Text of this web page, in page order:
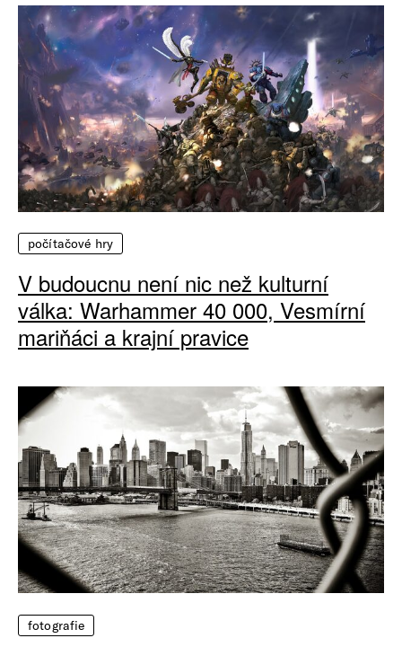
počítačové hry
V budoucnu není nic než kulturní
válka: Warhammer 40 000, Vesmírní
mariňáci a krajní pravice
fotografie